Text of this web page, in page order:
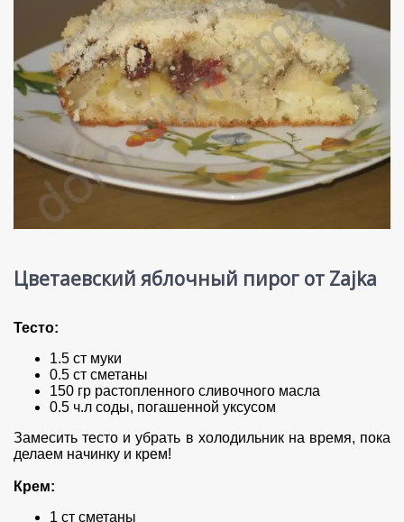
Цветаевский яблочный пирог от Zajka
Тесто:
1.5 ст муки
0.5 ст сметаны
150 гр растопленного сливочного масла
0.5 ч.л соды, погашенной уксусом
Замесить тесто и убрать в холодильник на время, пока
делаем начинку и крем!
Крем:
1 ст сметаны